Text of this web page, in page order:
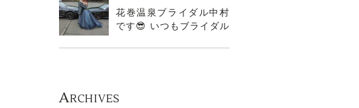
エディング🚘
花巻温泉ブライダル中村
です😎 いつもブライダル
ただき誠にありがとうご
ARCHIVES